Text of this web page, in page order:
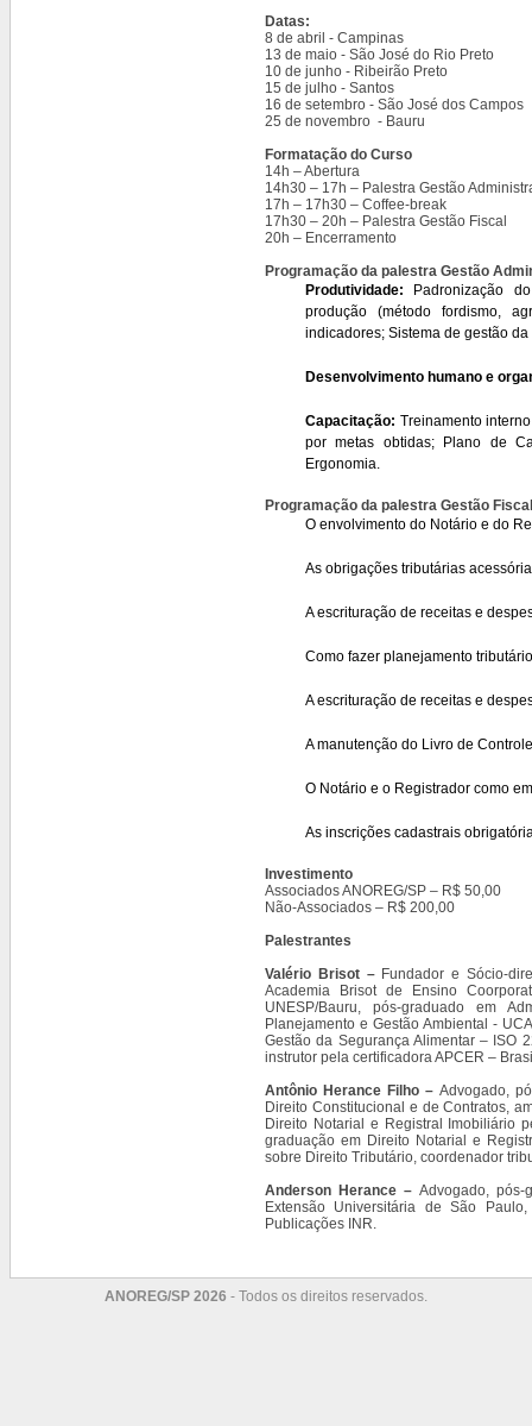
Datas:
8 de abril - Campinas
13 de maio - São José do Rio Preto
10 de junho - Ribeirão Preto
15 de julho - Santos
16 de setembro - São José dos Campos
25 de novembro - Bauru
Formatação do Curso
14h – Abertura
14h30 – 17h – Palestra Gestão
17h – 17h30 – Coffee-break
17h30 – 20h – Palestra Gestão Fiscal
20h – Encerramento
Programação da palestra Gestão
Produtividade: Padronização
produção (método fordismo,
indicadores; Sistema de gestão
Desenvolvimento humano e
Capacitação: Treinamento
por metas obtidas; Plano de
Ergonomia.
Programação da palestra Gestão
O envolvimento do Notário e do
As obrigações tributárias
A escrituração de receitas e
Como fazer planejamento
A escrituração de receitas e
A manutenção do Livro de
O Notário e o Registrador como
As inscrições cadastrais
Investimento
Associados ANOREG/SP – R$ 50,00
Não-Associados – R$ 200,00
Palestrantes
Valério Brisot – Fundador e Sócio-
Academia Brisot de Ensino
UNESP/Bauru, pós-graduado em
Planejamento e Gestão Ambiental -
Gestão da Segurança Alimentar – ISO
instrutor pela certificadora APCER –
Antônio Herance Filho – Advogado,
Direito Constitucional e de Contratos,
Direito Notarial e Registral Imobiliário
graduação em Direito Notarial e
sobre Direito Tributário, coordenador
Anderson Herance – Advogado,
Extensão Universitária de São
Publicações INR.
ANOREG/SP 2026 - Todos os direitos reservados.